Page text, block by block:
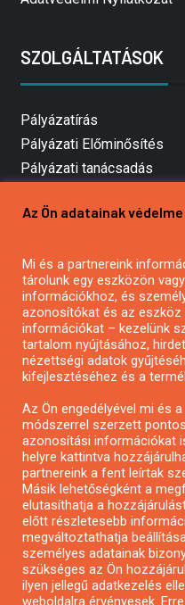
SZOLGÁLTATÁSOK
Pályázatírás
Pályázati Előminősítés
Pályázati tanácsadás
Mezőgazdasági
Pályázatírás civil
Pályázatírás
Pályázatfigyelés
Specifikus
Pályázatok
Pályázatok civil
Pályázatok
Önkormányzati pályázatok
Mezőgazdasági
Falusi turizmus
Az Ön adatainak
Mi és a partnereink
tárolunk egy eszközön
információkhoz, és
azonosítókat és az eszköz
információkat – kezelünk
tartalom nyújtásához,
nézettségi adatok
kifejlesztéséhez és a
Az Ön engedélyével mi és
módszerrel szerzett
azonosítási információkat
helyre kattintva
partnereink a fent leírtak
Másik lehetőségként a
elutasíthatja a
előtt részletesebb
megváltoztathatja
személyes adatainak
szükséges az Ön
ilyen jellegű adatkezelés
weboldalra érvényesek.